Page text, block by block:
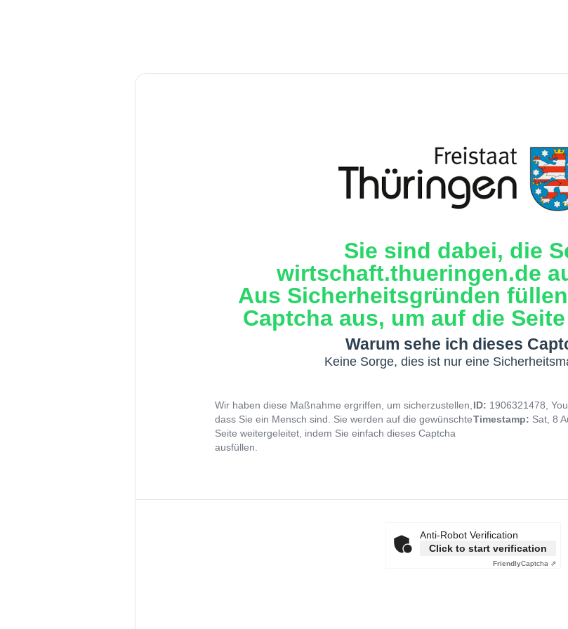
Sie sind dabei, die
wirtschaft.thueringen.de
Aus Sicherheitsgründen
Captcha aus, um auf die
Warum sehe ich dieses
Keine Sorge, dies ist nur eine
Wir haben diese Maßnahme ergriffen, um sicherzustellen,
dass Sie ein Mensch sind. Sie werden auf die gewünschte
Seite weitergeleitet, indem Sie einfach dieses Captcha
ausfüllen.
ID: 1906321478,
Timestamp: Sat, 8
Anti-Robot Verification
Click to start verification
FriendlyCaptcha ⇗